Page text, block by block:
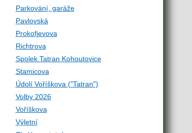
Parkování, garáže
Pavlovská
Prokofjevova
Richtrova
Spolek Tatran Kohoutovice
Stamicova
Údolí Voříškova ("Tatran")
Volby 2026
Voříškova
Výletní